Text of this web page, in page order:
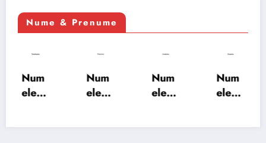
Nume & Prenume
Num
ele
Num
ele
Num
ele
Num
ele